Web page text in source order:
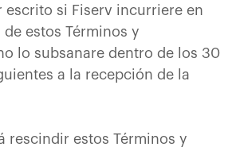
si Fiserv incurriere en
estos Términos y
lo subsanare dentro de los 30
a la recepción de la
rescindir estos Términos y